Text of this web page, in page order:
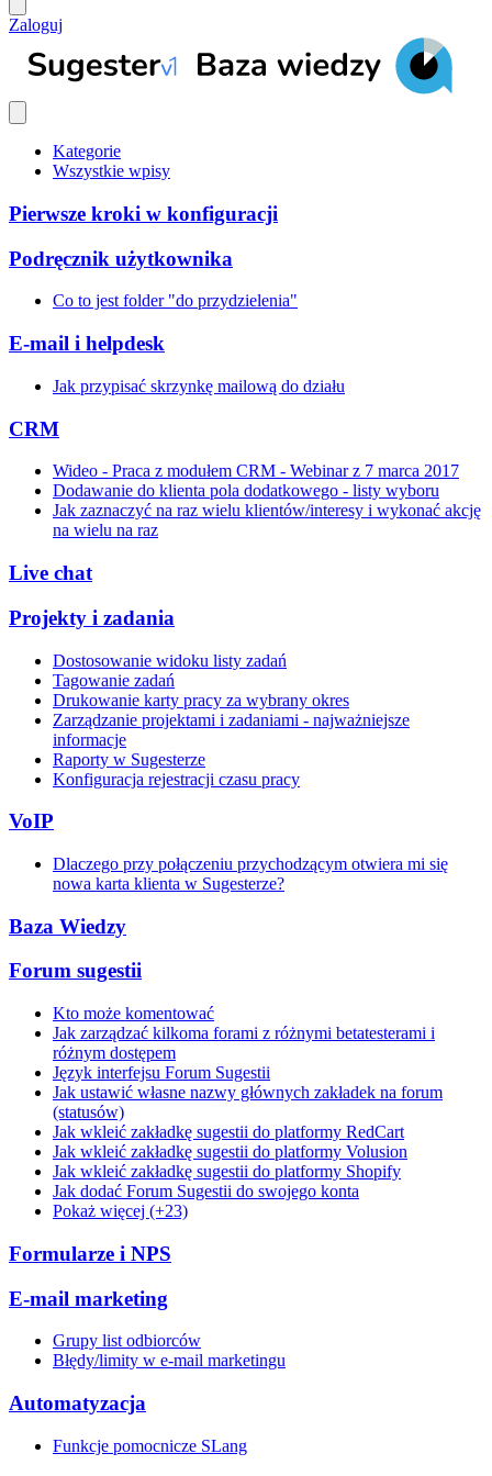
Zaloguj
Kategorie
Wszystkie wpisy
Pierwsze kroki w konfiguracji
Podręcznik użytkownika
Co to jest folder "do przydzielenia"
E-mail i helpdesk
Jak przypisać skrzynkę mailową do działu
CRM
Wideo - Praca z modułem CRM - Webinar z 7 marca 2017
Dodawanie do klienta pola dodatkowego - listy wyboru
Jak zaznaczyć na raz wielu klientów/interesy i wykonać akcję
na wielu na raz
Live chat
Projekty i zadania
Dostosowanie widoku listy zadań
Tagowanie zadań
Drukowanie karty pracy za wybrany okres
Zarządzanie projektami i zadaniami - najważniejsze
informacje
Raporty w Sugesterze
Konfiguracja rejestracji czasu pracy
VoIP
Dlaczego przy połączeniu przychodzącym otwiera mi się
nowa karta klienta w Sugesterze?
Baza Wiedzy
Forum sugestii
Kto może komentować
Jak zarządzać kilkoma forami z różnymi betatesterami i
różnym dostępem
Język interfejsu Forum Sugestii
Jak ustawić własne nazwy głównych zakładek na forum
(statusów)
Jak wkleić zakładkę sugestii do platformy RedCart
Jak wkleić zakładkę sugestii do platformy Volusion
Jak wkleić zakładkę sugestii do platformy Shopify
Jak dodać Forum Sugestii do swojego konta
Pokaż więcej (+23)
Formularze i NPS
E-mail marketing
Grupy list odbiorców
Błędy/limity w e-mail marketingu
Automatyzacja
Funkcje pomocnicze SLang